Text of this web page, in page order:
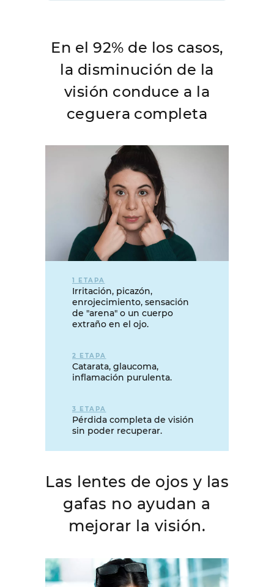
En el 92% de los casos,
la disminución de la
visión conduce a la
ceguera completa
1 ETAPA
Irritación, picazón,
enrojecimiento, sensación
de "arena" o un cuerpo
extraño en el ojo.
2 ETAPA
Catarata, glaucoma,
inflamación purulenta.
3 ETAPA
Pérdida completa de visión
sin poder recuperar.
Las lentes de ojos y las
gafas no ayudan a
mejorar la visión.